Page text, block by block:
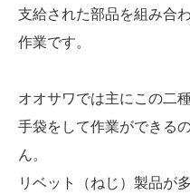
支給された部品を組み合
作業です。
オオサワでは主にこの二
手袋をして作業ができる
ん。
リベット（ねじ）製品が